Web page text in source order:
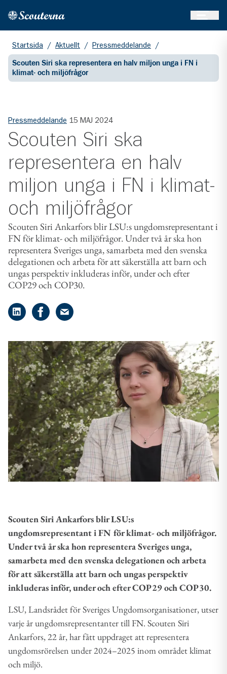
Hem
Startsida / Aktuellt / Pressmeddelande /
Scouten Siri ska representera en halv miljon unga i FN i
klimat- och miljöfrågor
Pressmeddelande 15 MAJ 2024
Scouten Siri ska
representera en halv
miljon unga i FN i klimat-
och miljöfrågor
Scouten Siri Ankarfors blir LSU:s ungdomsrepresentant i
FN för klimat- och miljöfrågor. Under två år ska hon
representera Sveriges unga, samarbeta med den svenska
delegationen och arbeta för att säkerställa att barn och
ungas perspektiv inkluderas inför, under och efter
COP29 och COP30.
Dela på LinkedIn
Dela på Facebook
Dela på e-post
Scouten Siri Ankarfors blir LSU:s
ungdomsrepresentanti FN för klimat- och miljöfrågor.
Under två år ska honrepresentera Sveriges unga,
samarbeta med den svenska delegationen och arbeta
för att säkerställa att barn och ungas perspektiv
inkluderasinför,underoch efterCOP29 och COP30.
LSU, Landsrådet för Sveriges Ungdomsorganisationer, utser
varje år ungdomsrepresentanter till FN. Scouten Siri
Ankarfors, 22 år, har fått uppdraget att representera
ungdomsrörelsen under 2024–2025 inom området klimat
och miljö.